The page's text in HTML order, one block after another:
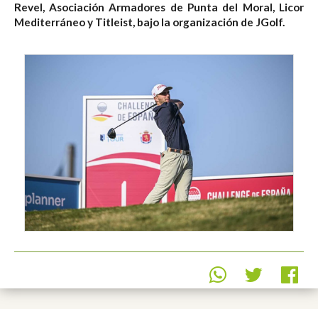
Revel, Asociación Armadores de Punta del Moral, Licor
Mediterráneo y Titleist, bajo la organización de JGolf.